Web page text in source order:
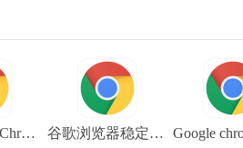
谷歌浏览器 Chrome开发版32位下载 chrome_win32_dev_109.0.5414.10 谷歌浏览器稳定版(google chrome stable)下载 chrome 64位 101.0.4951.54